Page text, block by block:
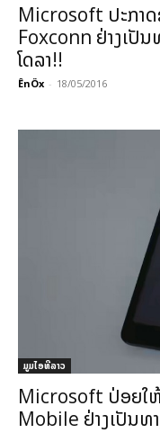
Microsoft ປະກາ
Foxconn ຢ່າງເປັ
ໂດລາ!!
ÊnÖx - 18/05/2016
ມູມໄອທີລາວ
Microsoft ປ່ອຍໃ
Mobile ຢ່າງເປັນທ